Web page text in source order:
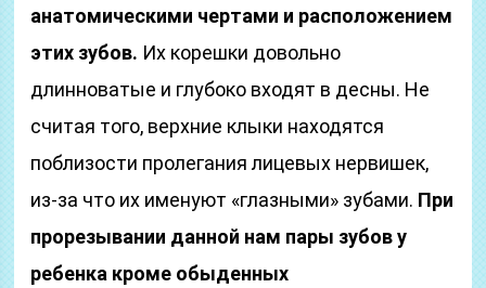
анатомическими чертами и расположением
этих зубов. Их корешки довольно
длинноватые и глубоко входят в десны. Не
считая того, верхние клыки находятся
поблизости пролегания лицевых нервишек,
из-за что их именуют «глазными» зубами. При
прорезывании данной нам пары зубов у
ребенка кроме обыденных